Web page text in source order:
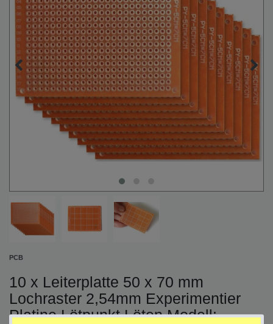
PCB
10 x Leiterplatte 50 x 70 mm
Lochraster 2,54mm Experimentier
Platine Lötpunkt Löten Modell: